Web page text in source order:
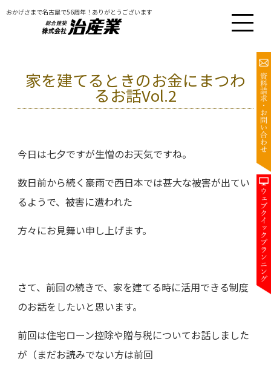
おかげさまで名古屋で56周年！ありがとうございます
家を建てるときのお金にまつわ
るお話Vol.2
今日は七夕ですが生憎のお天気ですね。
数日前から続く豪雨で西日本では甚大な被害が出てい
るようで、被害に遭われた
方々にお見舞い申し上げます。
さて、前回の続きで、家を建てる時に活用できる制度
のお話をしたいと思います。
前回は住宅ローン控除や贈与税についてお話しました
が（まだお読みでない方は前回